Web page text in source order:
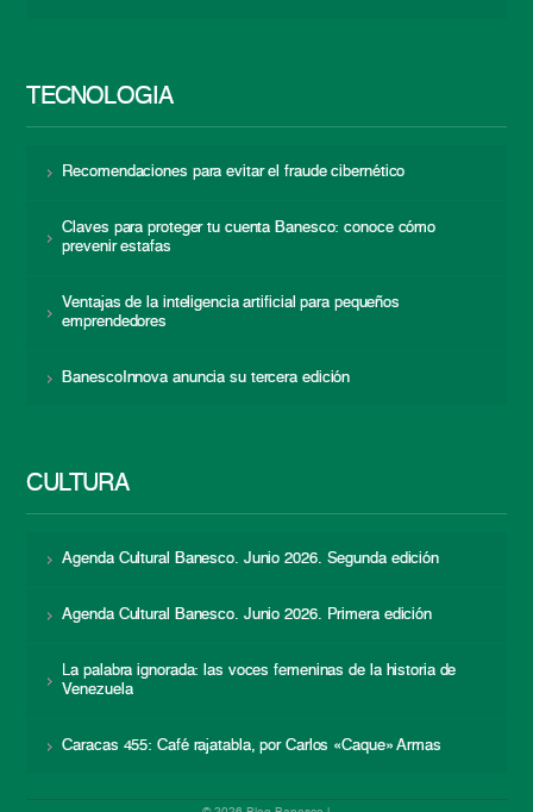
TECNOLOGÍA
Recomendaciones para evitar el fraude cibernético
Claves para proteger tu cuenta Banesco: conoce cómo
prevenir estafas
Ventajas de la inteligencia artificial para pequeños
emprendedores
BanescoInnova anuncia su tercera edición
CULTURA
Agenda Cultural Banesco. Junio 2026. Segunda edición
Agenda Cultural Banesco. Junio 2026. Primera edición
La palabra ignorada: las voces femeninas de la historia de
Venezuela
Caracas 455: Café rajatabla, por Carlos «Caque» Armas